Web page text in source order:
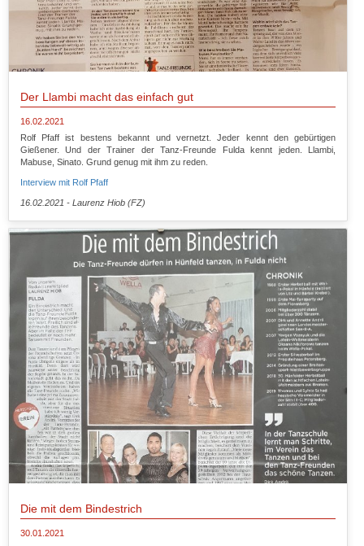
Der Llambi macht das einfach gut
16.02.2021
Rolf Pfaff ist bestens bekannt und vernetzt. Jeder kennt den gebürtigen
Gießener. Und der Trainer der Tanz-Freunde Fulda kennt jeden. Llambi,
Mabuse, Sinato. Grund genug mit ihm zu reden.
Interview mit Rolf Pfaff
16.02.2021 - Laurenz Hiob (FZ)
Die mit dem Bindestrich
30.01.2021